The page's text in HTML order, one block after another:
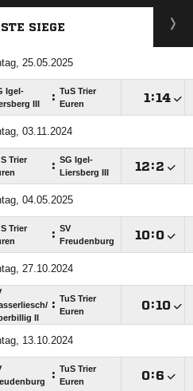
SIEGE
25.05.2025
Igel-
III
: TuS Trier
Euren
:
03.11.2024
Trier
: SG Igel-
Liersberg III
:
04.05.2025
Trier
: SV
Freudenburg
:
27.10.2024
II
: TuS Trier
Euren
:
13.10.2024
: TuS Trier
Euren
: